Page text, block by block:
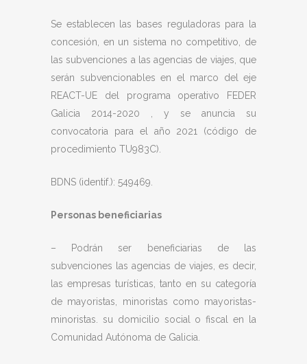
Se establecen las bases reguladoras para la
concesión, en un sistema no competitivo, de
las subvenciones a las agencias de viajes, que
serán subvencionables en el marco del eje
REACT-UE del programa operativo FEDER
Galicia 2014-2020 , y se anuncia su
convocatoria para el año 2021 (código de
procedimiento TU983C).
BDNS (identif.): 549469.
Personas beneficiarias
– Podrán ser beneficiarias de las
subvenciones las agencias de viajes, es decir,
las empresas turísticas, tanto en su categoría
de mayoristas, minoristas como mayoristas-
minoristas. su domicilio social o fiscal en la
Comunidad Autónoma de Galicia.